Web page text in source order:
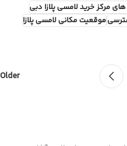
مرکز خرید لامسی پلازا دبی
موقعیت مکانی لامسی پلازا
Older